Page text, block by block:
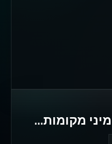
מקומות...